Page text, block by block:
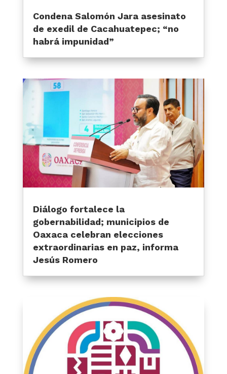
Condena Salomón Jara asesinato
de exedil de Cacahuatepec; “no
habrá impunidad”
Diálogo fortalece la
gobernabilidad; municipios de
Oaxaca celebran elecciones
extraordinarias en paz, informa
Jesús Romero